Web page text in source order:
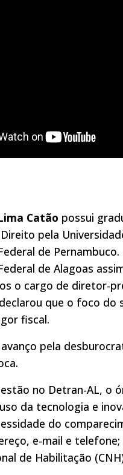
Catão possui
pela
de
de Alagoas
o cargo de diretor-
que o foco do
fiscal.
pela
no Detran-AL, o
da tecnologia e
do
e-mail e
de Habilitação